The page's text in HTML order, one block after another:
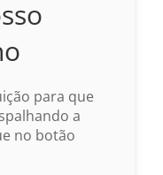
para que
a
no botão